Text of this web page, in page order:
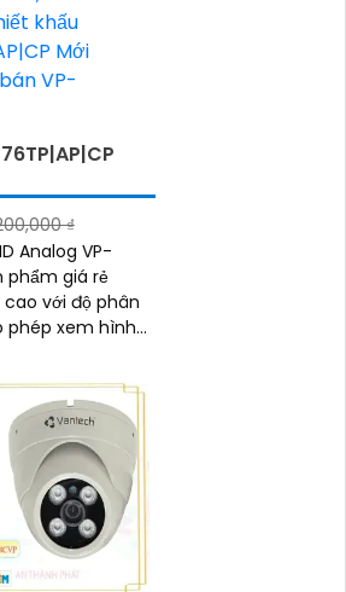
₫
Analog VP-
phẩm giá rẻ
với độ phân